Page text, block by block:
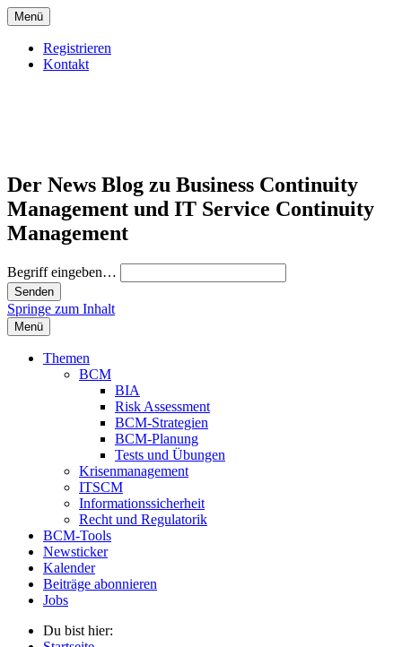
Menü
Registrieren
Kontakt
Der News Blog zu Business Continuity
Management und IT Service Continuity
Management
Begriff eingeben…
Springe zum Inhalt
Menü
Themen
BCM
BIA
Risk Assessment
BCM-Strategien
BCM-Planung
Tests und Übungen
Krisenmanagement
ITSCM
Informationssicherheit
Recht und Regulatorik
BCM-Tools
Newsticker
Kalender
Beiträge abonnieren
Jobs
Du bist hier: